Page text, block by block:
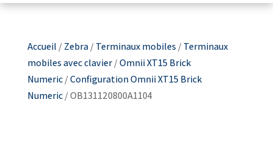
Accueil /Zebra/Terminaux mobiles /Terminaux
mobiles avec clavier/Omnii XT15 Brick
Numeric/Configuration Omnii XT15 Brick
Numeric/ OB131120800A1104